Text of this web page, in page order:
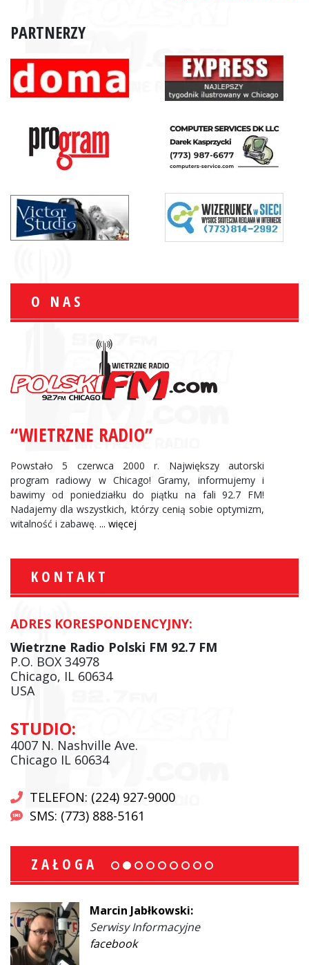
PARTNERZY
O NAS
“WIETRZNE RADIO”
Powstało 5 czerwca 2000 r. Największy autorski
program radiowy w Chicago! Gramy, informujemy i
bawimy od poniedziałku do piątku na fali 92.7 FM!
Nadajemy dla wszystkich, którzy cenią sobie optymizm,
witalność i zabawę. ... więcej
KONTAKT
ADRES KORESPONDENCYJNY:
Wietrzne Radio Polski FM 92.7 FM
P.O. BOX 34978
Chicago, IL 60634
USA
STUDIO:
4007 N. Nashville Ave.
Chicago IL 60634
TELEFON: (224) 927-9000
SMS: (773) 888-5161
ZAŁOGA
Marcin Jabłkowski:
Serwisy Informacyjne
facebook